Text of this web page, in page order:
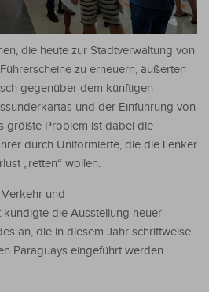
die heute zur Stadtverwaltung von
zu erneuern, äußerten
gegenüber dem künftigen
und der Einführung von
größte Problem ist dabei die
durch Uniformierte, die die Lenker
„retten“ wollen.
und
kündigte die Ausstellung neuer
an, die in diesem Jahr schrittweise
Paraguays eingeführt werden